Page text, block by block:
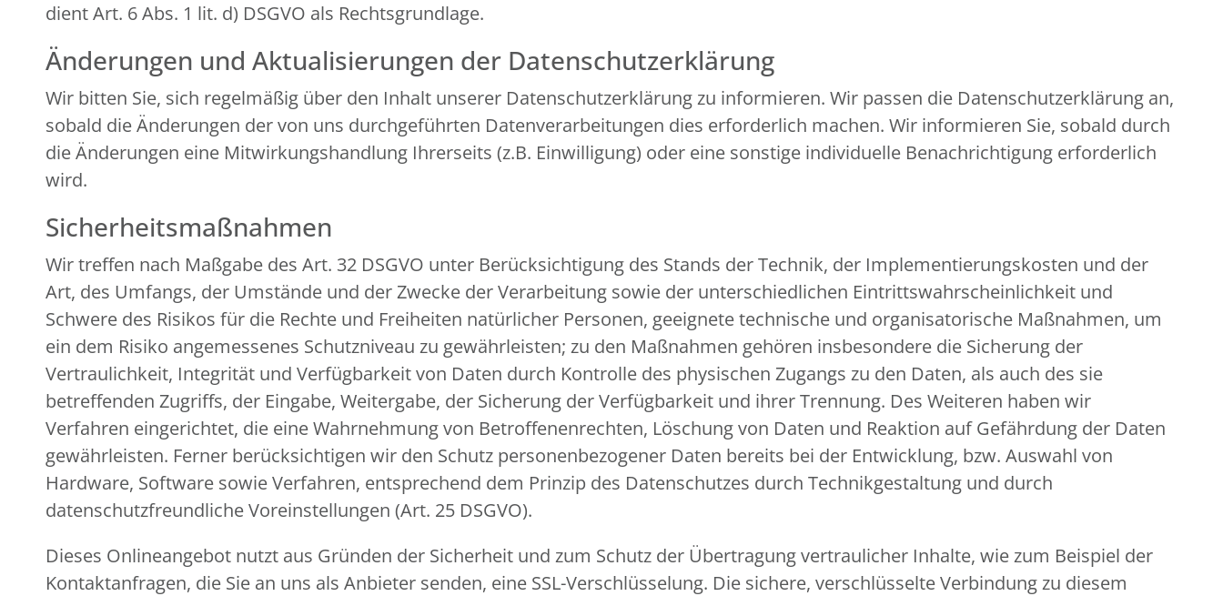
dient Art. 6 Abs. 1 lit. d) DSGVO als Rechtsgrundlage.
Änderungen und Aktualisierungen der Datenschutzerklärung
Wir bitten Sie, sich regelmäßig über den Inhalt unserer Datenschutzerklärung zu informieren. Wir passen die Datenschutzerklärung an,
sobald die Änderungen der von uns durchgeführten Datenverarbeitungen dies erforderlich machen. Wir informieren Sie, sobald durch
die Änderungen eine Mitwirkungshandlung Ihrerseits (z.B. Einwilligung) oder eine sonstige individuelle Benachrichtigung erforderlich
wird.
Sicherheitsmaßnahmen
Wir treffen nach Maßgabe des Art. 32 DSGVO unter Berücksichtigung des Stands der Technik, der Implementierungskosten und der
Art, des Umfangs, der Umstände und der Zwecke der Verarbeitung sowie der unterschiedlichen Eintrittswahrscheinlichkeit und
Schwere des Risikos für die Rechte und Freiheiten natürlicher Personen, geeignete technische und organisatorische Maßnahmen, um
ein dem Risiko angemessenes Schutzniveau zu gewährleisten; zu den Maßnahmen gehören insbesondere die Sicherung der
Vertraulichkeit, Integrität und Verfügbarkeit von Daten durch Kontrolle des physischen Zugangs zu den Daten, als auch des sie
betreffenden Zugriffs, der Eingabe, Weitergabe, der Sicherung der Verfügbarkeit und ihrer Trennung. Des Weiteren haben wir
Verfahren eingerichtet, die eine Wahrnehmung von Betroffenenrechten, Löschung von Daten und Reaktion auf Gefährdung der Daten
gewährleisten. Ferner berücksichtigen wir den Schutz personenbezogener Daten bereits bei der Entwicklung, bzw. Auswahl von
Hardware, Software sowie Verfahren, entsprechend dem Prinzip des Datenschutzes durch Technikgestaltung und durch
datenschutzfreundliche Voreinstellungen (Art. 25 DSGVO).
Dieses Onlineangebot nutzt aus Gründen der Sicherheit und zum Schutz der Übertragung vertraulicher Inhalte, wie zum Beispiel der
Kontaktanfragen, die Sie an uns als Anbieter senden, eine SSL-Verschlüsselung. Die sichere, verschlüsselte Verbindung zu diesem